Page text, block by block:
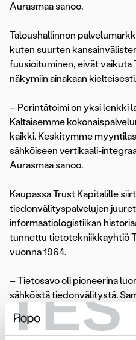
Aurasmaa sanoo.
Taloushallinnon
kuten suurten
fuusioituminen, eivät vaikuta
näkymiin ­ainakaan kielteisesti.
– Perintätoimi on yksi lenkki
Kaltaisemme
kaikki. Keskitymme
sähköiseen vertikaali-
Aurasmaa sanoo.
Kaupassa Trust Kapitalille
tiedonvälityspalvelujen
informaatiologistiikan
tunnettu tietotekniikkayhtiö
vuonna 1964.
– Tietosavo oli pioneerina
sähköistä tiedonvälitystä.
jotain aivan uutta, kun
elinkaaren, Aurasmaa sanoo.